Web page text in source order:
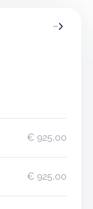
€ 925,00
€ 925,00